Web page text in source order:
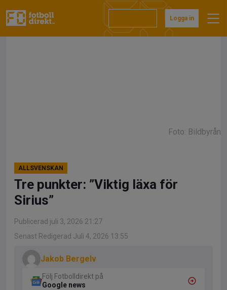
till
Logga in
Foto: Bildbyrån
ALLSVENSKAN
Tre punkter: ”Viktig läxa för
Sirius”
Publicerad juli 3, 2026 21:27
Senast Redigerad Juli 4, 2026 13:55
Jakob Bergelv
Följ Fotbolldirekt på
Google news